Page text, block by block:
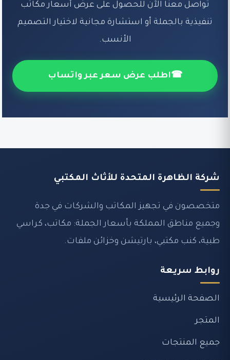
تواصل معنا الآن للحصول على عرض أسعار مكاتب
تنفيذية بالجملة أو استشارة مجانية لاختيار التصميم
الأنسب.
☎اطلب عرض سعر عبر واتساب
شركة الظاهرة المتحدة للأثاث المكتبي
متخصصون في تجهيز المكاتب والشركات في جدة
وجميع مناطق المملكة بأسعار الجملة: مكاتب، كراسي
طبية، كنب مكتبي، بارتيشن وخزائن ملفات.
روابط سريعة
الصفحة الرئيسية
المتجر
جميع المنتجات